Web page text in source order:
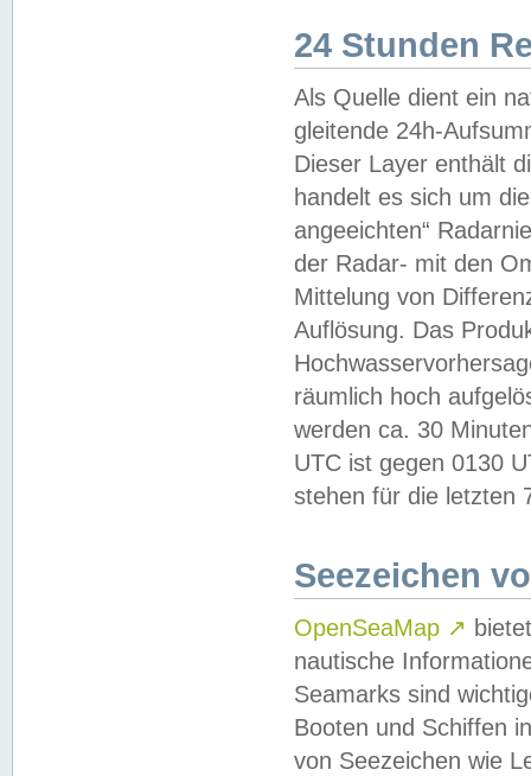
24 Stunden
Als Quelle dient ein
gleitende 24h-
Dieser Layer enthält
handelt es sich um
angeeichten“
der Radar- mit den
Mittelung von
Auflösung. Das
räumlich hoch
werden ca. 30
UTC ist gegen 0130
stehen für die letzten
Seezeichen
OpenSeaMap ↗
nautische
Seamarks sind
Booten und Schiffen
von Seezeichen wie